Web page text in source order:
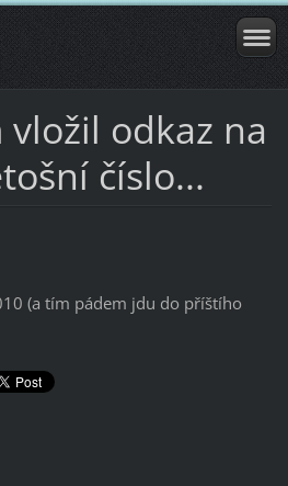
vložil odkaz na
číslo...
(a tím pádem jdu do příštího